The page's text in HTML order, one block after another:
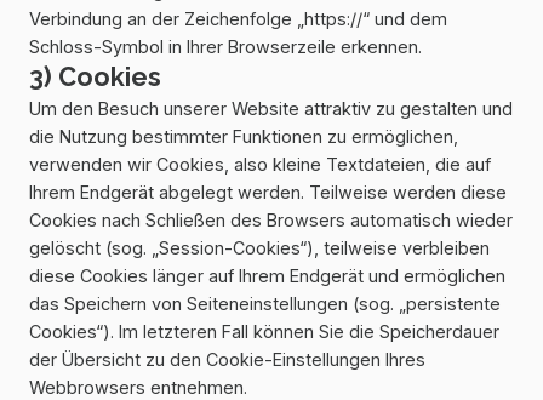
Verbindung an der Zeichenfolge „https://“ und dem
Schloss-Symbol in Ihrer Browserzeile erkennen.
3) Cookies
Um den Besuch unserer Website attraktiv zu gestalten und
die Nutzung bestimmter Funktionen zu ermöglichen,
verwenden wir Cookies, also kleine Textdateien, die auf
Ihrem Endgerät abgelegt werden. Teilweise werden diese
Cookies nach Schließen des Browsers automatisch wieder
gelöscht (sog. „Session-Cookies“), teilweise verbleiben
diese Cookies länger auf Ihrem Endgerät und ermöglichen
das Speichern von Seiteneinstellungen (sog. „persistente
Cookies“). Im letzteren Fall können Sie die Speicherdauer
der Übersicht zu den Cookie-Einstellungen Ihres
Webbrowsers entnehmen.